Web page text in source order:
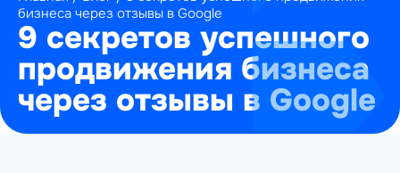
бизнеса через отзывы в Google
9 секретов успешного
продвижения бизнеса
через отзывы в Google